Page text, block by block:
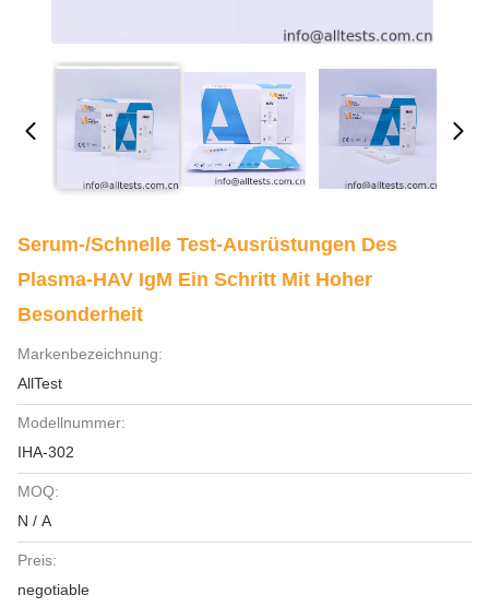
Serum-/schnelle Test-Ausrüstungen Des
Plasma-HAV IgM Ein Schritt Mit Hoher
Besonderheit
Markenbezeichnung:
AllTest
Modellnummer:
IHA-302
MOQ:
N / A
Preis:
negotiable